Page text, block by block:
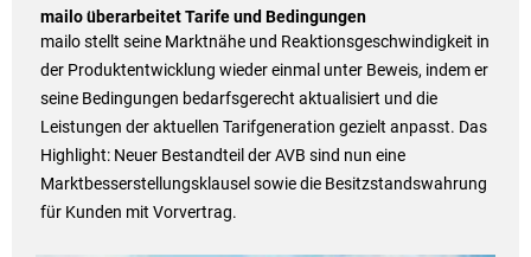
mailo überarbeitet Tarife und Bedingungen
mailo stellt seine Marktnähe und Reaktionsgeschwindigkeit in
der Produktentwicklung wieder einmal unter Beweis, indem er
seine Bedingungen bedarfsgerecht aktualisiert und die
Leistungen der aktuellen Tarifgeneration gezielt anpasst. Das
Highlight: Neuer Bestandteil der AVB sind nun eine
Marktbesserstellungsklausel sowie die Besitzstandswahrung
für Kunden mit Vorvertrag.